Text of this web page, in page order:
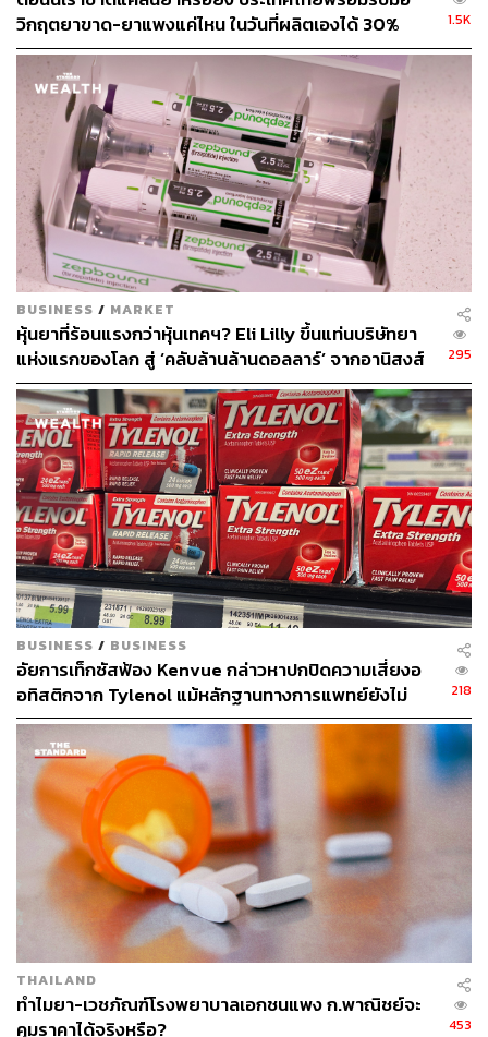
วิกฤตยาขาด-ยาแพงแค่ไหน ในวันที่ผลิตเองได้ 30%
1.5K
BUSINESS / MARKET
หุ้นยาที่ร้อนแรงกว่าหุ้นเทคฯ? Eli Lilly ขึ้นแท่นบริษัทยา
แห่งแรกของโลก สู่ ‘คลับล้านล้านดอลลาร์’ จากอานิสงส์
ยาลดน้ำหนัก
295
BUSINESS / BUSINESS
อัยการเท็กซัสฟ้อง Kenvue กล่าวหาปกปิดความเสี่ยงอ
อทิสติกจาก Tylenol แม้หลักฐานทางการแพทย์ยังไม่
ชัดเจน
218
THAILAND
ทำไมยา-เวชภัณฑ์โรงพยาบาลเอกชนแพง ก.พาณิชย์จะ
คุมราคาได้จริงหรือ?
453